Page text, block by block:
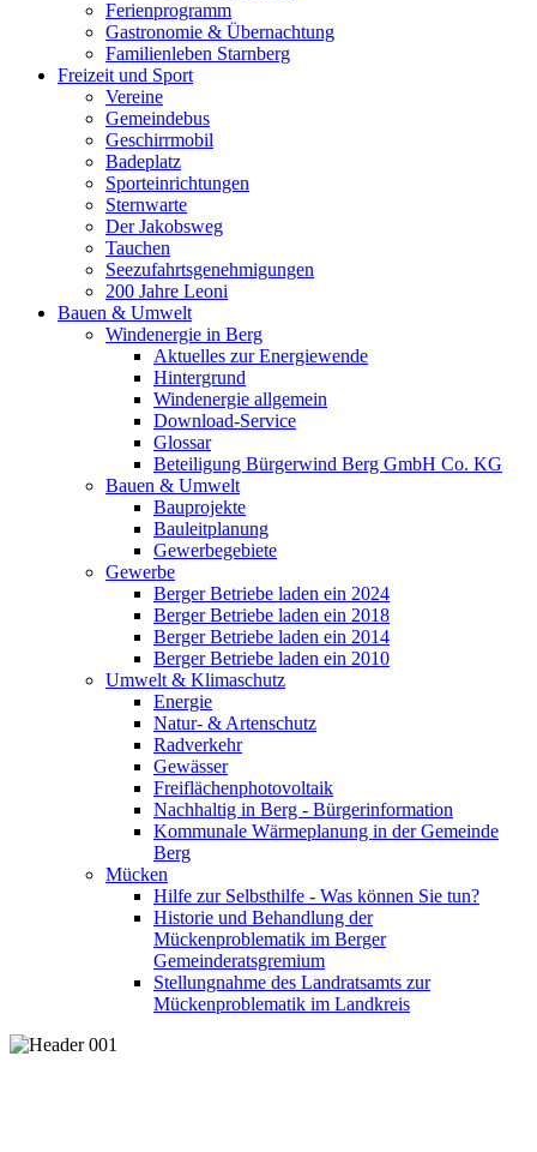
Ferienprogramm
Gastronomie & Übernachtung
Familienleben Starnberg
Freizeit und Sport
Vereine
Gemeindebus
Geschirrmobil
Badeplatz
Sporteinrichtungen
Sternwarte
Der Jakobsweg
Tauchen
Seezufahrtsgenehmigungen
200 Jahre Leoni
Bauen & Umwelt
Windenergie in Berg
Aktuelles zur Energiewende
Hintergrund
Windenergie allgemein
Download-Service
Glossar
Beteiligung Bürgerwind Berg GmbH Co. KG
Bauen & Umwelt
Bauprojekte
Bauleitplanung
Gewerbegebiete
Gewerbe
Berger Betriebe laden ein 2024
Berger Betriebe laden ein 2018
Berger Betriebe laden ein 2014
Berger Betriebe laden ein 2010
Umwelt & Klimaschutz
Energie
Natur- & Artenschutz
Radverkehr
Gewässer
Freiflächenphotovoltaik
Nachhaltig in Berg - Bürgerinformation
Kommunale Wärmeplanung in der Gemeinde
Berg
Mücken
Hilfe zur Selbsthilfe - Was können Sie tun?
Historie und Behandlung der
Mückenproblematik im Berger
Gemeinderatsgremium
Stellungnahme des Landratsamts zur
Mückenproblematik im Landkreis